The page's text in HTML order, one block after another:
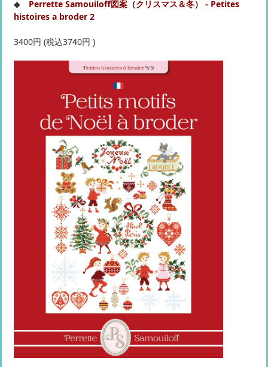
◆ Perrette Samouiloff図案（クリスマス＆冬） - Petites
histoires a broder 2
3400円 (税込3740円 )